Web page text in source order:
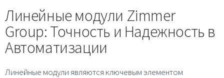
Линейные модули Zimmer
Group: Точность и Надежность в
Автоматизации
Линейные модули являются ключевым элементом